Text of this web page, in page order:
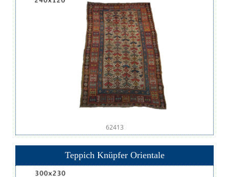
62413
Teppich Knüpfer Orientale